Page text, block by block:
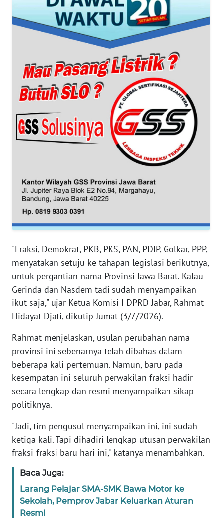
"Fraksi, Demokrat, PKB, PKS, PAN, PDIP, Golkar, PPP,
menyatakan setuju ke tahapan legislasi berikutnya,
untuk pergantian nama Provinsi Jawa Barat. Kalau
Gerinda dan Nasdem tadi sudah menyampaikan
ikut saja," ujar Ketua Komisi I DPRD Jabar, Rahmat
Hidayat Djati, dikutip Jumat (3/7/2026).
Rahmat menjelaskan, usulan perubahan nama
provinsi ini sebenarnya telah dibahas dalam
beberapa kali pertemuan. Namun, baru pada
kesempatan ini seluruh perwakilan fraksi hadir
secara lengkap dan resmi menyampaikan sikap
politiknya.
"Jadi, tim pengusul menyampaikan ini, ini sudah
ketiga kali. Tapi dihadiri lengkap utusan perwakilan
fraksi-fraksi baru hari ini," katanya menambahkan.
Baca Juga:
Larang Pelajar SMA-SMK Bawa Motor ke
Sekolah, Pemprov Jabar Keluarkan Aturan
Resmi
JAKARTA
WN
BANTEN
WN
NTT
WN
WN
BARAT
WN
RIAU
WN
WN
JAMBI
WN
SULTRA
WN
NTB
SULTENG
WN
SULBAR